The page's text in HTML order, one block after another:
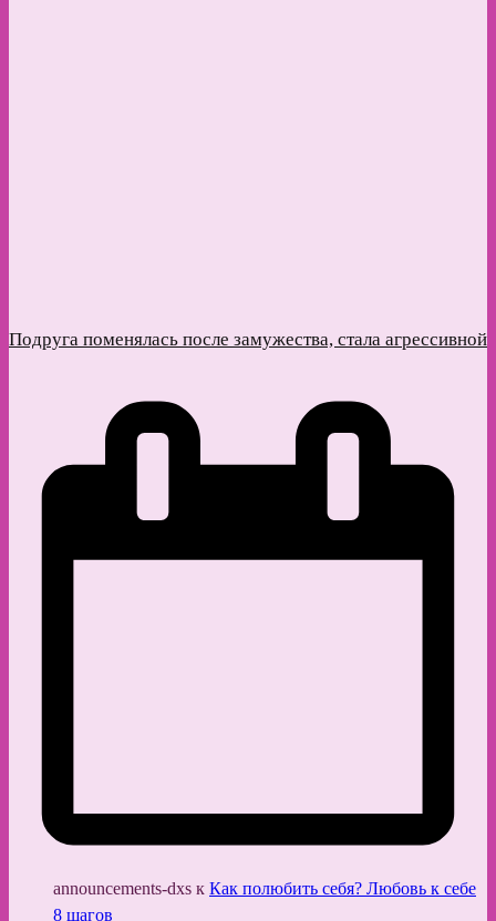
Подруга поменялась после замужества, стала агрессивной
announcements-dxs к Как полюбить себя? Любовь к себе
8 шагов